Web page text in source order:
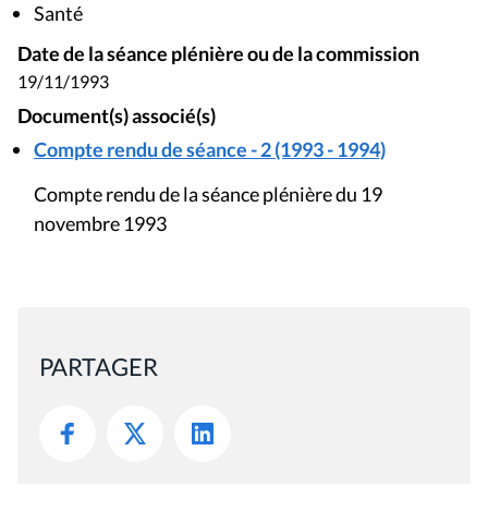
Santé
Date de la séance plénière ou de la commission
19/11/1993
Document(s) associé(s)
Compte rendu de séance - 2 (1993 - 1994)
Compte rendu de la séance plénière du 19
novembre 1993
PARTAGER